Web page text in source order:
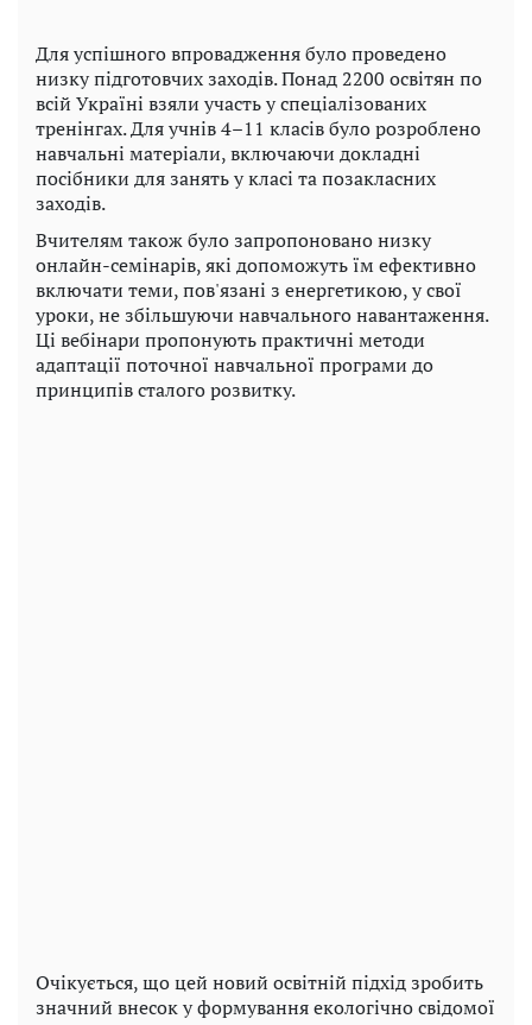
Для успішного впровадження було проведено
низку підготовчих заходів. Понад 2200 освітян по
всій Україні взяли участь у спеціалізованих
тренінгах. Для учнів 4–11 класів було розроблено
навчальні матеріали, включаючи докладні
посібники для занять у класі та позакласних
заходів.
Вчителям також було запропоновано низку
онлайн-семінарів, які допоможуть їм ефективно
включати теми, пов'язані з енергетикою, у свої
уроки, не збільшуючи навчального навантаження.
Ці вебінари пропонують практичні методи
адаптації поточної навчальної програми до
принципів сталого розвитку.
Очікується, що цей новий освітній підхід зробить
значний внесок у формування екологічно свідомої